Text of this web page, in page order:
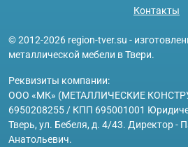
Контакты
© 2012-2026 region-tver.su -
металлической мебели в Твери.
Реквизиты компании:
ООО «МК» (МЕТАЛЛИЧЕСКИЕ
6950208255 / КПП 695001001
Тверь, ул. Бебеля, д. 4/43. Директор -
Анатольевич.